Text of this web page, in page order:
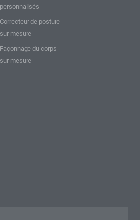
Perspectives
et conseils
Lire plus "
9 FAQ sur
personnalisés
Correcteur de posture
sur mesure
Façonnage du corps
sur mesure